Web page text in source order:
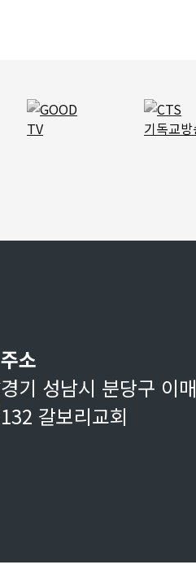
주소
경기 성남시 분당구 이
132 갈보리교회